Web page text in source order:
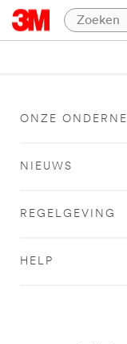
ONZE
NIEUWS
REGELGEVING
HELP